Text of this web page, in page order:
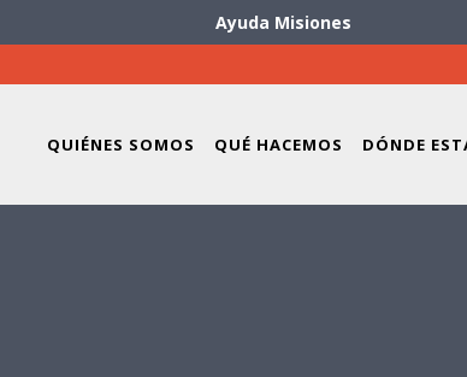
Ayuda Misiones
QUIÉNES SOMOS QUÉ HACEMOS DÓNDE